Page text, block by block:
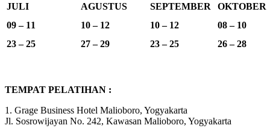
JULI AGUSTUS SEPTEMBER
OKTOBER
09 – 11
10 – 12 10 – 12
08 – 10
23 – 25
27 – 29 23 – 25 26 – 28
TEMPAT PELATIHAN :
1. Grage Business Hotel Malioboro, Yogyakarta
Jl. Sosrowijayan No. 242, Kawasan Malioboro, Yogyakarta